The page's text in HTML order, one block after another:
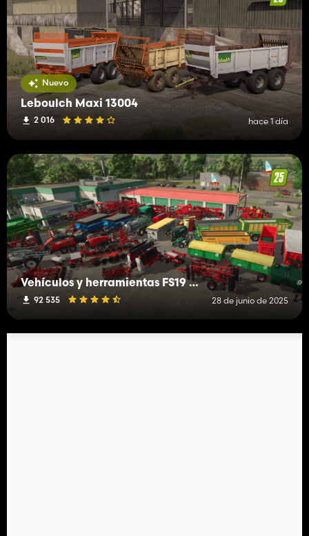
Nuevo
Leboulch Maxi 13004
2 016 hace 1 día
Vehículos y herramientas FS19 (H-K)
92 535 28 de junio de 2025